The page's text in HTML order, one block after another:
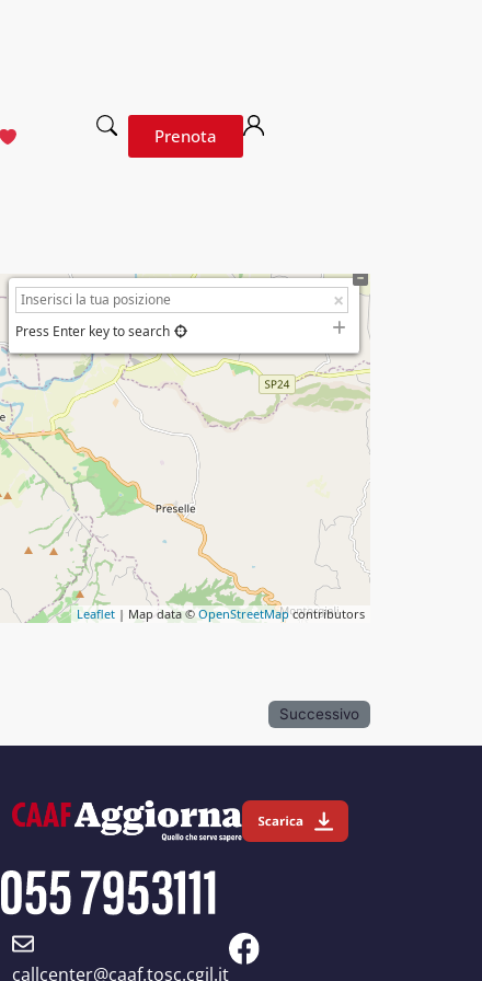
Prenota
Press Enter key to search
Leaflet | Map data © OpenStreetMapcontributors
Successivo
callcenter@caaf.tosc.cgil.it